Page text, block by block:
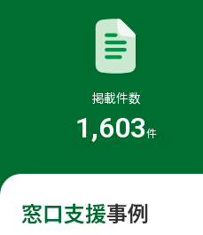
掲載件数
1,603件
窓口支援事例